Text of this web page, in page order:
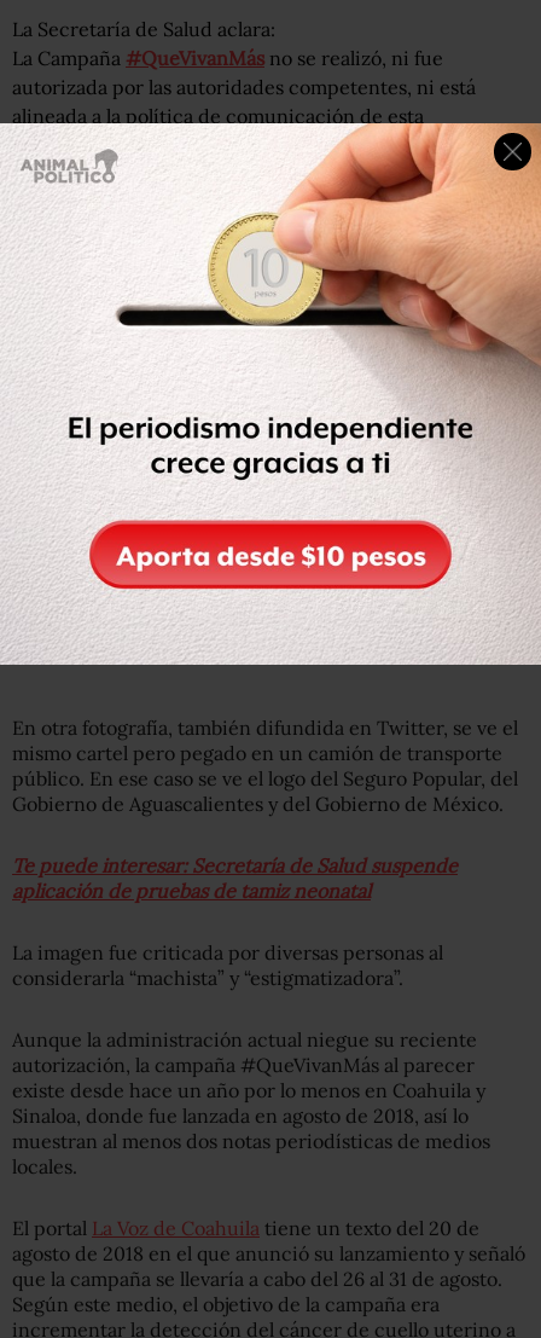
La Secretaría de Salud aclara:
La Campaña #QueVivanMás no se realizó, ni fue
autorizada por las autoridades competentes, ni está
alineada a la política de comunicación de esta
administración, ni a su compromiso con la perspectiva
de género. 1/2
— SALUD México (@SSalud_mx)September 5, 2019
Esta aclaración
viene luego de que en redes sociales
circularan fotografíascon el cartel que promociona la
campaña.
En dicho cartel se ve a un hombre que abraza a quien
según el anuncio es su pareja con la frase: “Esposas
#QueVivanMás”. A un costado se alcanza apreciar la
leyenda: “ninguna mujer debe morir de cáncer de cuello
uterino”.
La imagen promocional se difundió desde el 30 de agosto
en cuentas oficiales de los Servicios de Salud estatales,
como el de Morelos. Sin embargo la publicación fue
eliminada este jueves.
En otra fotografía, también difundida en Twitter, se ve el
mismo cartel pero pegado en un camión de transporte
público. En ese caso se ve el logo del Seguro Popular, del
Gobierno de Aguascalientes y del Gobierno de México.
Te puede interesar: Secretaría de Salud suspende
aplicación de pruebas de tamiz neonatal
La imagen fue criticada por diversas personas al
considerarla “machista” y “estigmatizadora”.
Aunque la administración actual niegue su reciente
autorización, la campaña #QueVivanMás al parecer
existe desde hace un año por lo menos en Coahuila y
Sinaloa, donde fue lanzada en agosto de 2018, así lo
muestran al menos dos notas periodísticas de medios
locales.
El portal La Voz de Coahuila tiene un texto del 20 de
agosto de 2018 en el que anunció su lanzamiento y señaló
que la campaña se llevaría a cabo del 26 al 31 de agosto.
Según este medio, el objetivo de la campaña era
incrementar la detección del cáncer de cuello uterino a